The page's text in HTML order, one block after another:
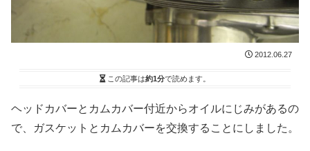
2012.06.27
この記事は約1分で読めます。
ヘッドカバーとカムカバー付近からオイルにじみがあるの
で、ガスケットとカムカバーを交換することにしました。